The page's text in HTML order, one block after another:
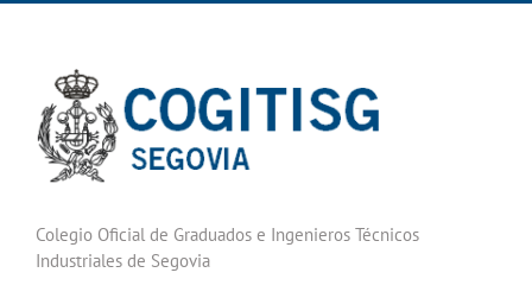
Colegio Oficial de Graduados e Ingenieros Técnicos
Industriales de Segovia